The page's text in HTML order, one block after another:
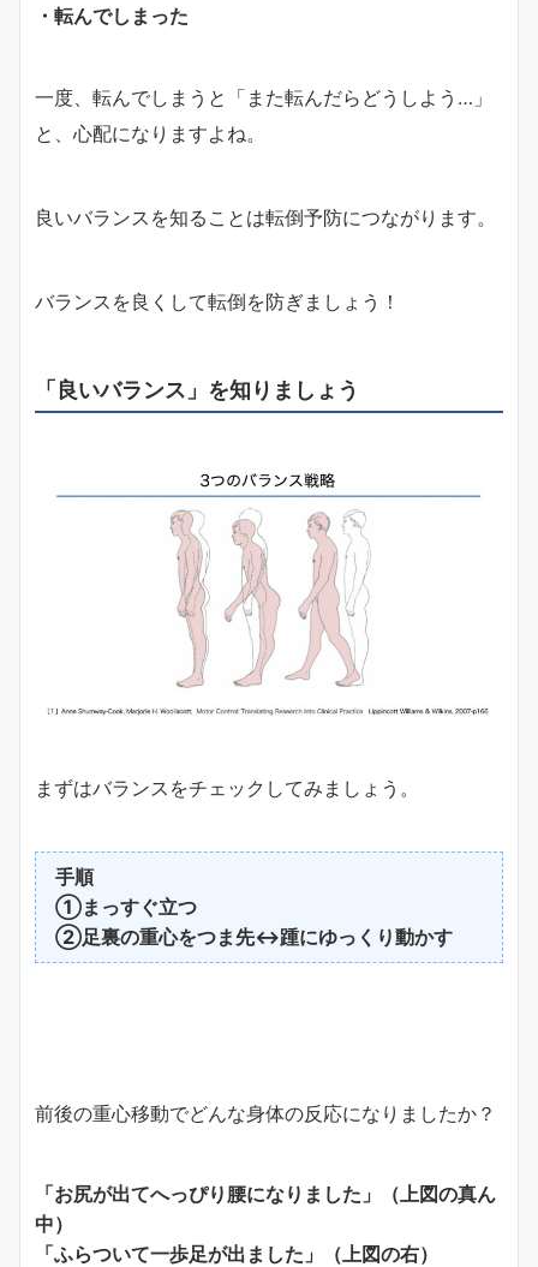
・転んでしまった
一度、転んでしまうと「また転んだらどうしよう…」
と、心配になりますよね。
良いバランスを知ることは転倒予防につながります。
バランスを良くして転倒を防ぎましょう！
「良いバランス」を知りましょう
まずはバランスをチェックしてみましょう。
手順
①まっすぐ立つ
②足裏の重心をつま先↔踵にゆっくり動かす
前後の重心移動でどんな身体の反応になりましたか？
「お尻が出てへっぴり腰になりました」（上図の真ん
中）
「ふらついて一歩足が出ました」（上図の右）